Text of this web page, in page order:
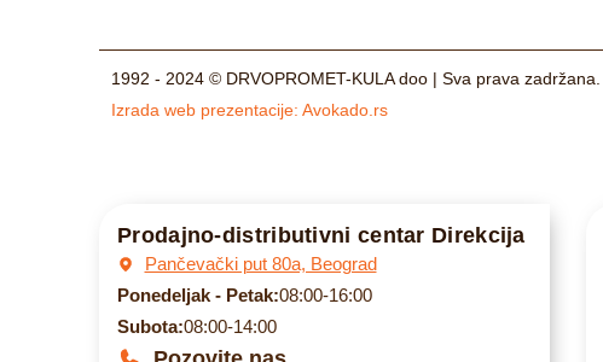
1992 - 2024 © DRVOPROMET-KULA doo | Sva prava zadržana.
Izrada web prezentacije: Avokado.rs
Prodajno-distributivni centar Direkcija
Pančevački put 80a, Beograd
Ponedeljak - Petak:08:00-16:00
Subota:08:00-14:00